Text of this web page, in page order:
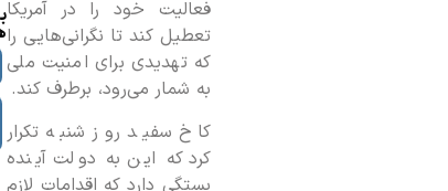
فعالیت خود را در آمریکا
تعطیل کند تا نگرانی‌هایی را
که تهدیدی برای امنیت ملی
به شمار می‌رود، برطرف کند.
کاخ سفید روز شنبه تکرار
کرد که این به دولت آینده
بستگی دارد که اقدامات لازم